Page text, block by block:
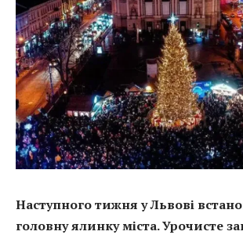
Наступного тижня у Львові
головну ялинку міста. Урочисте